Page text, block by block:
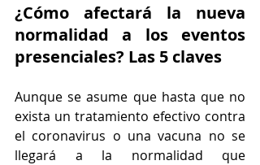
¿Cómo afectará la nueva
normalidad a los eventos
presenciales? Las 5 claves
Aunque se asume que hasta que no
exista un tratamiento efectivo contra
el coronavirus o una vacuna no se
llegará a la normalidad que